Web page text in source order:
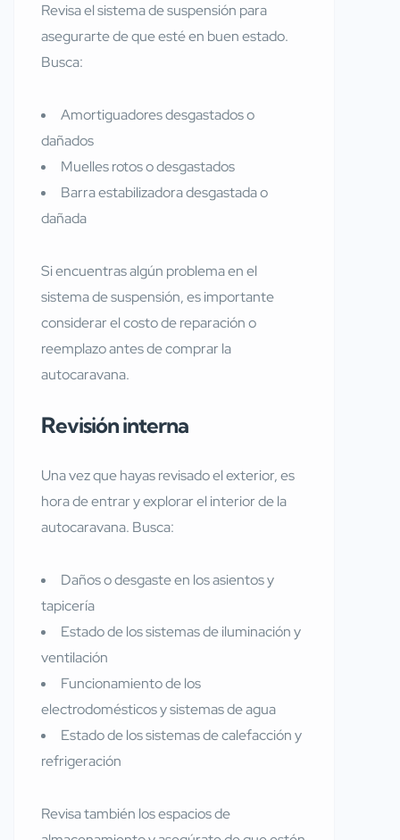
Revisa el sistema de suspensión para
asegurarte de que esté en buen estado.
Busca:
Amortiguadores desgastados o
dañados
Muelles rotos o desgastados
Barra estabilizadora desgastada o
dañada
Si encuentras algún problema en el
sistema de suspensión, es importante
considerar el costo de reparación o
reemplazo antes de comprar la
autocaravana.
Revisión interna
Una vez que hayas revisado el exterior, es
hora de entrar y explorar el interior de la
autocaravana. Busca:
Daños o desgaste en los asientos y
tapicería
Estado de los sistemas de iluminación y
ventilación
Funcionamiento de los
electrodomésticos y sistemas de agua
Estado de los sistemas de calefacción y
refrigeración
Revisa también los espacios de